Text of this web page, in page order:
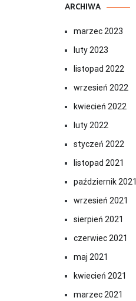
ARCHIWA
marzec 2023
luty 2023
listopad 2022
wrzesień 2022
kwiecień 2022
luty 2022
styczeń 2022
listopad 2021
październik 2021
wrzesień 2021
sierpień 2021
czerwiec 2021
maj 2021
kwiecień 2021
marzec 2021